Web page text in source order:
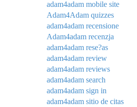
adam4adam mobile site
Adam4Adam quizzes
adam4adam recensione
Adam4adam recenzja
adam4adam rese?as
adam4adam review
adam4adam reviews
adam4adam search
adam4adam sign in
adam4adam sitio de citas